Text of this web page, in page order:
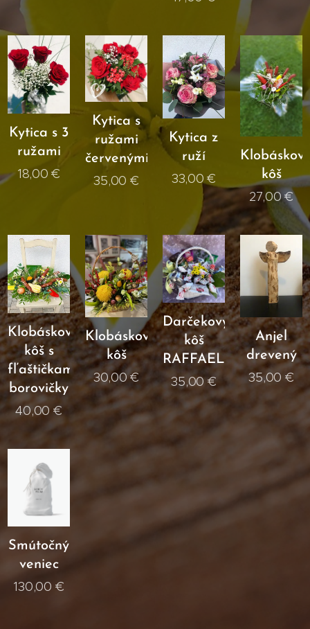
Kytica s 3
ružami
18,00 €
Kytica s
ružami
červenými
35,00 €
Kytica z
ruží
33,00 €
kôš
27,00€
Klobáskový
kôš s
fľaštičkami
borovičky
40,00 €
Klobáskový
kôš
30,00€
Darčekový
kôš
RAFFAELLO
35,00€
Anjel
drevený
35,00 €
Smútočný
veniec
130,00 €